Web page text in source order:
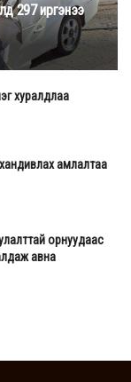
297 иргэнээ
хуралдлаа
амлалтаа
орнуудаас
авна